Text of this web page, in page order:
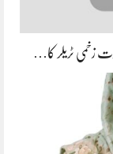
زخمی ٹریلر کا…